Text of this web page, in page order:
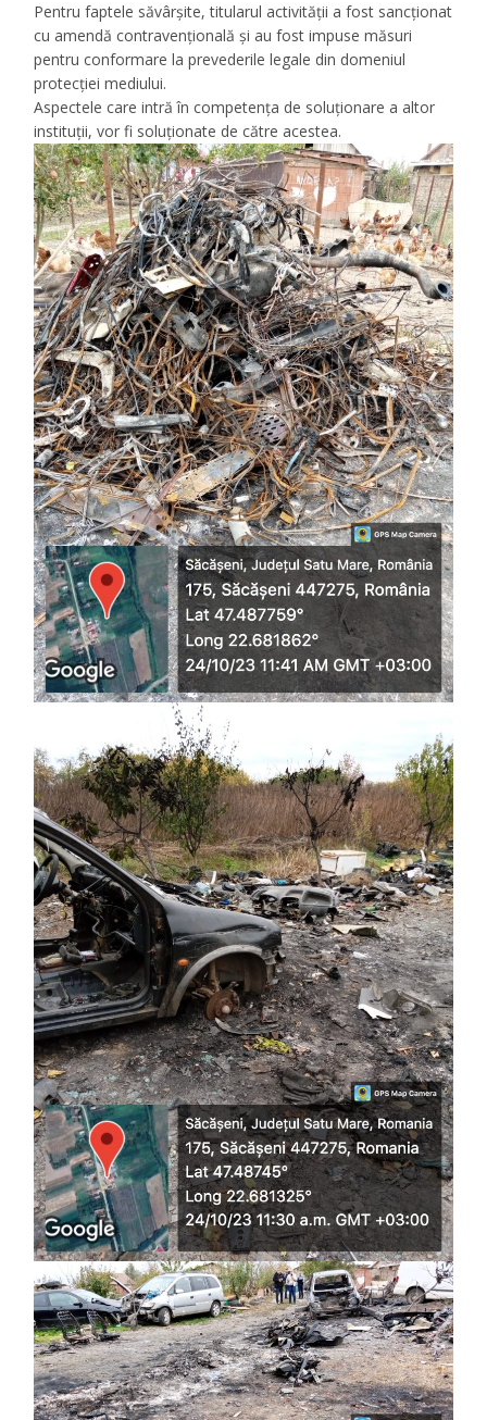
Pentru faptele săvârșite, titularul activității a fost sancționat
cu amendă contravențională și au fost impuse măsuri
pentru conformare la prevederile legale din domeniul
protecției mediului.
Aspectele care intră în competența de soluționare a altor
instituții, vor fi soluționate de către acestea.